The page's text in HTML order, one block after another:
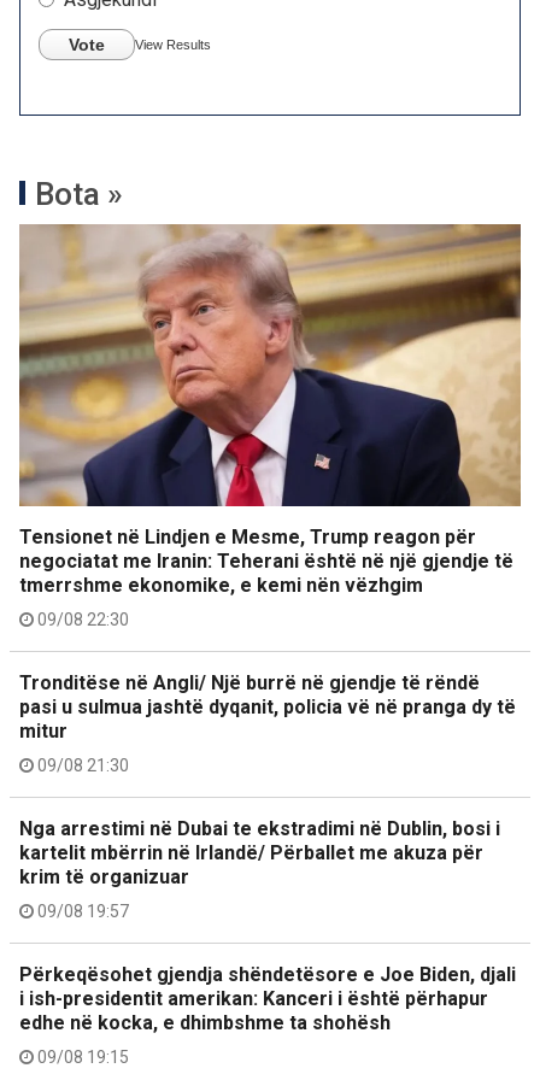
Vote View Results
Bota »
Tensionet në Lindjen e Mesme, Trump reagon për
negociatat me Iranin: Teherani është në një gjendje të
tmerrshme ekonomike, e kemi nën vëzhgim
09/08 22:30
Tronditëse në Angli/ Një burrë në gjendje të rëndë
pasi u sulmua jashtë dyqanit, policia vë në pranga dy të
mitur
09/08 21:30
Nga arrestimi në Dubai te ekstradimi në Dublin, bosi i
kartelit mbërrin në Irlandë/ Përballet me akuza për
krim të organizuar
09/08 19:57
Përkeqësohet gjendja shëndetësore e Joe Biden, djali
i ish-presidentit amerikan: Kanceri i është përhapur
edhe në kocka, e dhimbshme ta shohësh
09/08 19:15